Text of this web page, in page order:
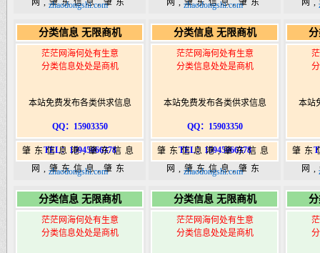
网,肇东信息,肇东
港|www.zhaodongshi.com
zhaodongshi.com
网,肇东信息,肇东
港|www.zhaodongshi.com
zhaodongshi.com
网
港
分类信息 无限商机
茫茫网海何处有生意
分类信息处处是商机
本站免费发布各类供求信息
QQ：15903350
TEL：15945066378
肇东信息港,肇东信息
网,肇东信息,肇东
港|www.zhaodongshi.com
zhaodongshi.com
分类信息 无限商机
茫茫网海何处有生意
分类信息处处是商机
本站免费发布各类供求信息
QQ：15903350
TEL：15945066378
肇东信息港,肇东信息
网,肇东信息,肇东
港|www.zhaodongshi.com
zhaodongshi.com
本站
肇东
网
港
分类信息 无限商机
茫茫网海何处有生意
分类信息处处是商机
分类信息 无限商机
茫茫网海何处有生意
分类信息处处是商机